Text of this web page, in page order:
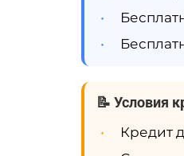
•
•
📝 Условия
•
Кредит